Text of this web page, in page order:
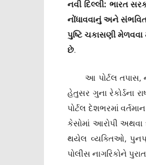
નવી દિલ્લી: ભારત
નોંધાવવાનું અને
પુષ્ટિ ચકાસણી
છે.
આ પોર્ટલ તપાસ,
હેતુસર ગુના રેકોર્ડના
પોર્ટલ દેશભરમાં
કેસોમાં આરોપી અથવા
થયેલ વ્યક્તિઓ,
પોલીસ નાગરિકોને